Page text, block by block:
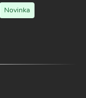
Novinka